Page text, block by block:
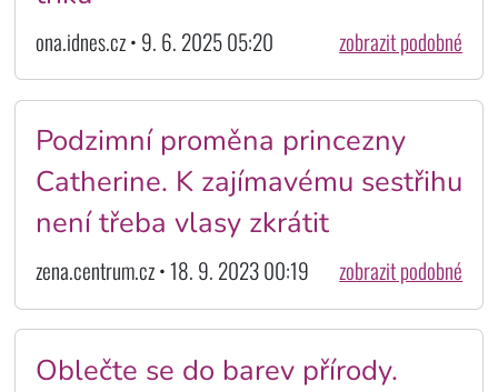
ona.idnes.cz • 9. 6. 2025 05:20 zobrazit podobné
Podzimní proměna princezny
Catherine. K zajímavému sestřihu
není třeba vlasy zkrátit
zena.centrum.cz • 18. 9. 2023 00:19 zobrazit podobné
Oblečte se do barev přírody.